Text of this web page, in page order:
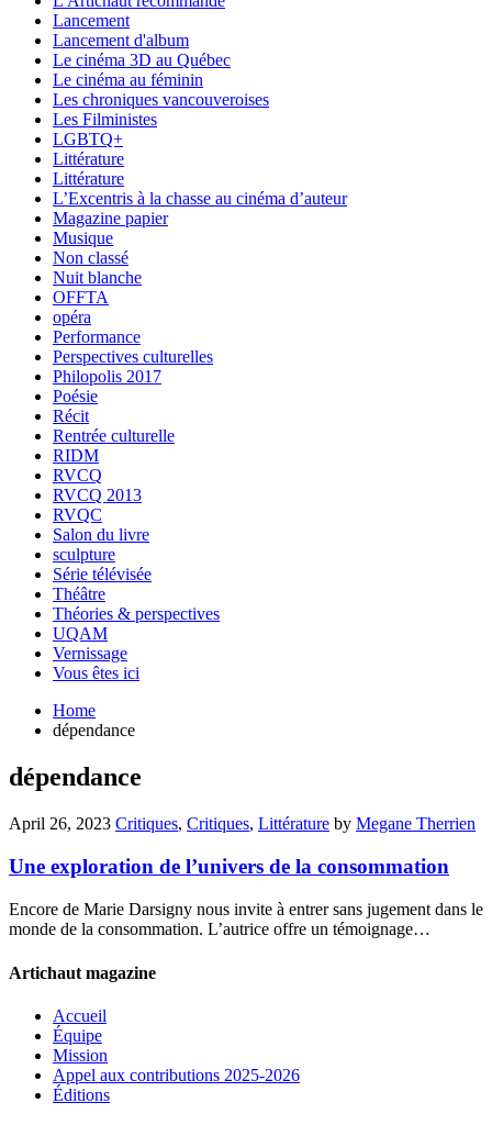
Lancement
Lancement d'album
Le cinéma 3D au Québec
Le cinéma au féminin
Les chroniques vancouveroises
Les Filministes
LGBTQ+
Littérature
Littérature
L’Excentris à la chasse au cinéma d’auteur
Magazine papier
Musique
Non classé
Nuit blanche
OFFTA
opéra
Performance
Perspectives culturelles
Philopolis 2017
Poésie
Récit
Rentrée culturelle
RIDM
RVCQ
RVCQ 2013
RVQC
Salon du livre
sculpture
Série télévisée
Théâtre
Théories & perspectives
UQAM
Vernissage
Vous êtes ici
Home
dépendance
dépendance
April 26, 2023 Critiques, Critiques, Littérature by Megane Therrien
Une exploration de l’univers de la consommation
Encore de Marie Darsigny nous invite à entrer sans jugement dans le
monde de la consommation. L’autrice offre un témoignage…
Artichaut magazine
Accueil
Équipe
Mission
Appel aux contributions 2025-2026
Éditions